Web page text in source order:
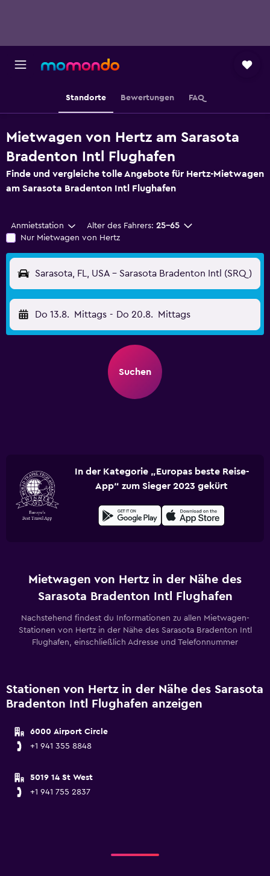
Standorte Bewertungen FAQ
Mietwagen von Hertz am Sarasota
Bradenton Intl Flughafen
Finde und vergleiche tolle Angebote für Hertz-Mietwagen
am Sarasota Bradenton Intl Flughafen
Anmietstation Alter des Fahrers: 25-65
Nur Mietwagen von Hertz
Sarasota, FL, USA - Sarasota Bradenton Intl (SRQ)
Do 13.8. Mittags - Do 20.8. Mittags
Suchen
In der Kategorie „Europas beste Reise-
App“ zum Sieger 2023 gekürt
Mietwagen von Hertz in der Nähe des
Sarasota Bradenton Intl Flughafen
Nachstehend findest du Informationen zu allen Mietwagen-
Stationen von Hertz in der Nähe des Sarasota Bradenton Intl
Flughafen, einschließlich Adresse und Telefonnummer
Stationen von Hertz in der Nähe des Sarasota
Bradenton Intl Flughafen anzeigen
6000 Airport Circle
+1 941 355 8848
5019 14 St West
+1 941 755 2837